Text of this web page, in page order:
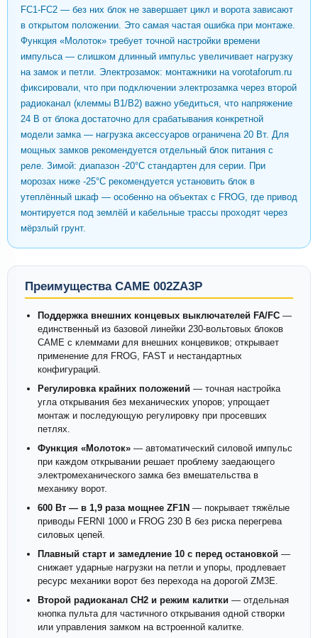
FC1-FC2 — без них блок не завершает цикл и ворота зависают
в открытом положении. Это самая частая ошибка при монтаже.
Функция «Молоток» требует точной настройки времени
импульса — слишком длинный импульс увеличивает нагрузку
на замок и петли. Электрозамок: монтажники на vorotaforum.ru
фиксировали, что при подключении электрозамка через второй
радиоканал (клеммы B1/B2) важно убедиться, что напряжение
24 В от блока достаточно для срабатывания конкретной
модели замка — нагрузка аксессуаров ограничена 20 Вт. Для
мощных замков рекомендуется отдельный блок питания с
реле. Зимой: диапазон -20°C стандартен для серии. При
морозах ниже -25°C рекомендуется установить блок в
утеплённый шкаф — особенно на объектах с FROG, где привод
монтируется под землёй и кабельные трассы проходят через
мёрзлый грунт.
Преимущества CAME 002ZA3P
Поддержка внешних концевых выключателей FA/FC —
единственный из базовой линейки 230-вольтовых блоков
CAME с клеммами для внешних концевиков; открывает
применение для FROG, FAST и нестандартных
конфигураций.
Регулировка крайних положений — точная настройка
угла открывания без механических упоров; упрощает
монтаж и последующую регулировку при просевших
петлях.
Функция «Молоток» — автоматический силовой импульс
при каждом открывании решает проблему заедающего
электромеханического замка без вмешательства в
механику ворот.
600 Вт — в 1,9 раза мощнее ZF1N — покрывает тяжёлые
приводы FERNI 1000 и FROG 230 В без риска перегрева
силовых цепей.
Плавный старт и замедление 10 с перед остановкой —
снижает ударные нагрузки на петли и упоры, продлевает
ресурс механики ворот без перехода на дорогой ZM3E.
Второй радиоканал CH2 и режим калитки — отдельная
кнопка пульта для частичного открывания одной створки
или управления замком на встроенной калитке.